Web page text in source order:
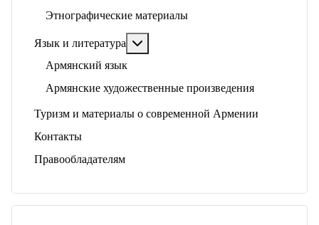
Этнографические материалы
Язык и литература
Армянский язык
Армянские художественные произведения
Туризм и материалы о современной Армении
Контакты
Правообладателям